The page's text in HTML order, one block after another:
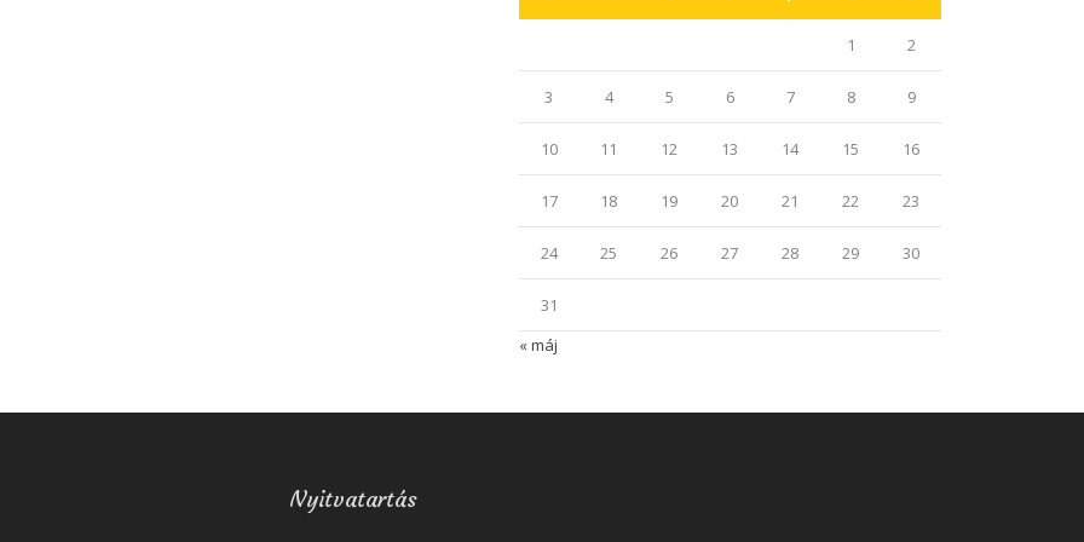
1 2
3 4 5 6 7 8 9
10 11 12 13 14 15 16
17 18 19 20 21 22 23
24 25 26 27 28 29 30
31
« máj
Nyitvatartás